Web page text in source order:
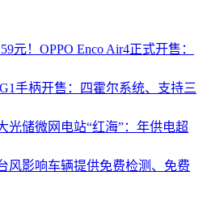
元！OPPO Enco Air4正式开售：
手柄开售：四霍尔系统、支持三
光储微网电站“红海”：年供电超
风影响车辆提供免费检测、免费